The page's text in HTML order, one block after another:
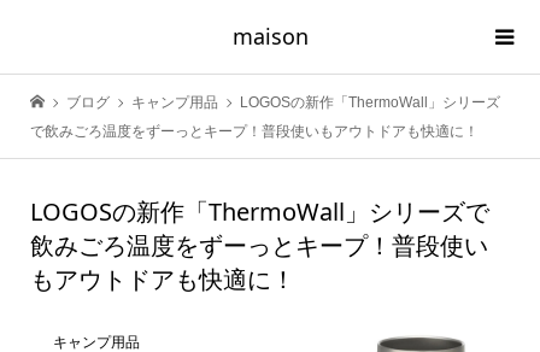
maison
ブログ キャンプ用品
LOGOSの新作「ThermoWall」シリーズ
で飲みごろ温度をずーっとキープ！普段使いもアウトドアも快適に！
LOGOSの新作「ThermoWall」シリーズで
飲みごろ温度をずーっとキープ！普段使い
もアウトドアも快適に！
キャンプ用品